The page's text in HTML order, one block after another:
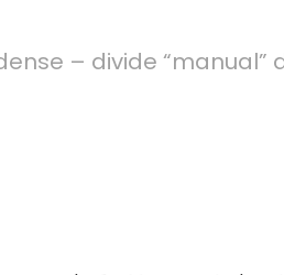
– divide “manual”